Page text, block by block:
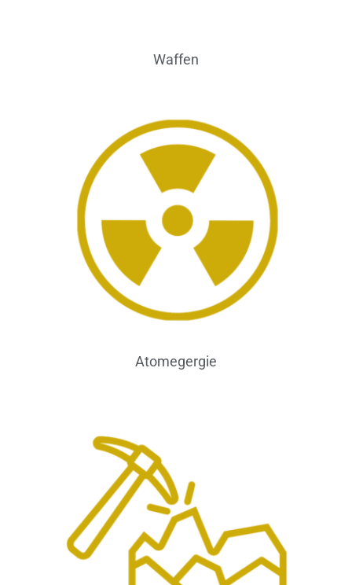
Waffen
Atomegergie